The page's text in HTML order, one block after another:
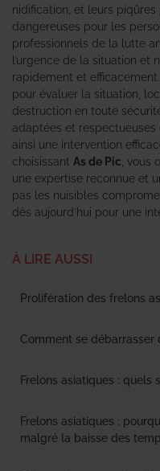
nidification, et leurs
dangereuses pour les
professionnels de la lutte
l’urgence de la situation et
rapidement et
pour évaluer la situation,
destruction en toute
adaptées et respectueuses
ainsi une intervention
choisissant As de Pic , vous
une expertise reconnue et
pas les nuisibles
dès aujourd’hui pour une
À LIRE AUSSI
Prolifération des frelons
Comment se débarrasser
Frelons asiatiques : quels
Frelons asiatiques :
malgré la baisse des